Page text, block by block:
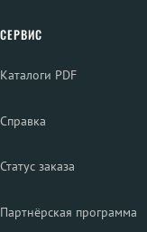
СЕРВИС
Каталоги PDF
Справка
Статус заказа
Партнёрская программа